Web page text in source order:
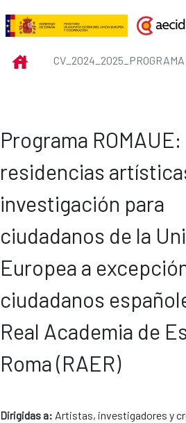
Saltar al contenido principal
INICIO
Programa ROMAUE:
residencias
investigación para
ciudadanos de la
Europea a
ciudadanos
Real Academia de
Roma (RAER)
Dirigidas a: Artistas, investigadores y